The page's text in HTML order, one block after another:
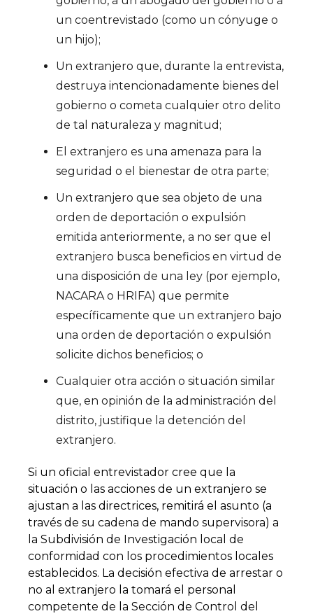
un coentrevistado (como un cónyuge o
un hijo);
Un extranjero que, durante la entrevista,
destruya intencionadamente bienes del
gobierno o cometa cualquier otro delito
de tal naturaleza y magnitud;
El extranjero es una amenaza para la
seguridad o el bienestar de otra parte;
Un extranjero que sea objeto de una
orden de deportación o expulsión
emitida anteriormente, a no ser que el
extranjero busca beneficios en virtud de
una disposición de una ley (por ejemplo,
NACARA o HRIFA) que permite
específicamente que un extranjero bajo
una orden de deportación o expulsión
solicite dichos beneficios; o
Cualquier otra acción o situación similar
que, en opinión de la administración del
distrito, justifique la detención del
extranjero.
Si un oficial entrevistador cree que la
situación o las acciones de un extranjero se
ajustan a las directrices, remitirá el asunto (a
través de su cadena de mando supervisora) a
la Subdivisión de Investigación local de
conformidad con los procedimientos locales
establecidos. La decisión efectiva de arrestar o
no al extranjero la tomará el personal
competente de la Sección de Control del